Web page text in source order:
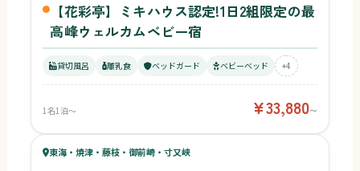
【花彩亭】ミキハウス認定!1日2組限定の最
高峰ウェルカムベビー宿
貸切風呂 離乳食 ベッドガード ベビーベッド +4
1名1泊〜 ¥33,880〜
69ベビー
64キッズ
東海・焼津・藤枝・御前崎・寸又峡